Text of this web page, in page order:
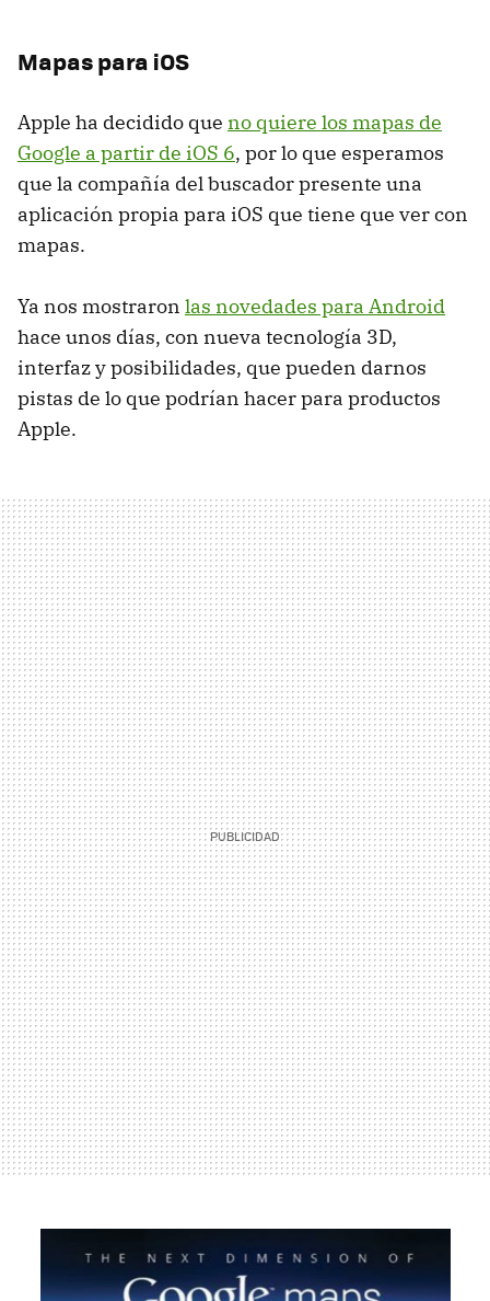
Mapas para iOS
Apple ha decidido que no quiere los mapas de
Google a partir de iOS 6, por lo que esperamos
que la compañía del buscador presente una
aplicación propia para iOS que tiene que ver con
mapas.
Ya nos mostraron las novedades para Android
hace unos días, con nueva tecnología 3D,
interfaz y posibilidades, que pueden darnos
pistas de lo que podrían hacer para productos
Apple.